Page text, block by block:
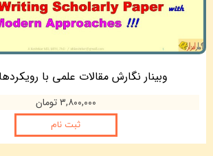
وبینار نگارش مقالات علمی با
۳,۸۰۰,۰۰۰ تومان
ثبت نام